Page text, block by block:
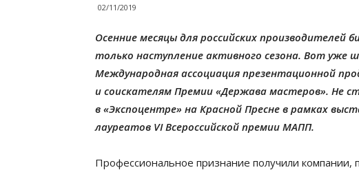
02/11/2019
Осенние месяцы для российских производителей
только наступление активного сезона. Вот уже
Международная ассоциация презентационной
и соискателям Премии «Держава мастеров». Не
в «Экспоцентре» на Красной Пресне в рамках
лауреатов VI Всероссийской премии МАПП.
Профессиональное признание получили компании,